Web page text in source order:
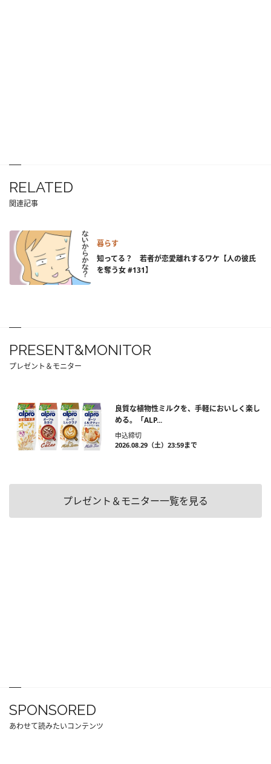
RELATED
関連記事
暮らす
知ってる？ 若者が恋愛離れするワケ【人の彼氏
を奪う女 #131】
PRESENT&MONITOR
プレゼント＆モニター
良質な植物性ミルクを、手軽においしく楽し
める。「ALP...
申込締切
2026.08.29（土）23:59まで
プレゼント＆モニター一覧を見る
SPONSORED
あわせて読みたいコンテンツ